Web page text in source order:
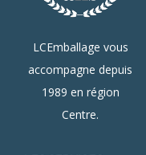
LCEmballage vous
accompagne depuis
1989 en région
Centre.